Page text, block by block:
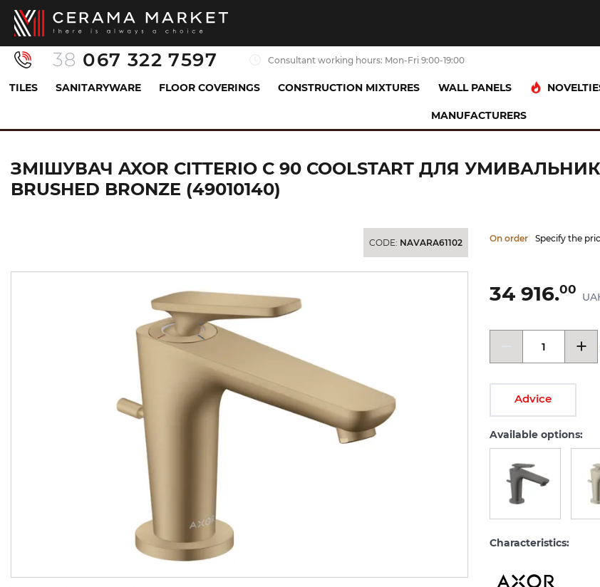
38 067 322 7597 Consultant working hours: Mon-Fri 9:00-19:00
TILES SANITARYWARE FLOOR COVERINGS CONSTRUCTION MIXTURES WALL PANELS
MANUFACTURERS
Змішувач Axor Citterio C 90 CoolStart для умивальника з донним
ЗМІШУВАЧ AXOR CITTERIO C 90 COOLSTART ДЛЯ
BRUSHED BRONZE (49010140)
CODE: NAVARA61102 On order Specify the
34 916.00
Advice
Available options:
Characteristics: